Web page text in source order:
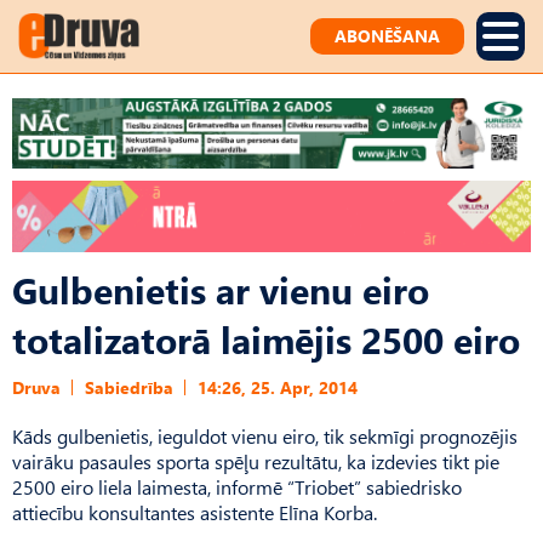
ABONĒŠANA
Gulbenietis ar vienu eiro
totalizatorā laimējis 2500 eiro
Druva Sabiedrība 14:26, 25. Apr, 2014
Kāds gulbenietis, ieguldot vienu eiro, tik sekmīgi prognozējis
vairāku pasaules sporta spēļu rezultātu, ka izdevies tikt pie
2500 eiro liela laimesta, informē “Triobet” sabiedrisko
attiecību konsultantes asistente Elīna Korba.